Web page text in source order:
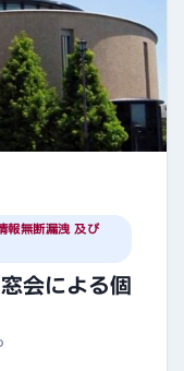
報無断漏洩 及び
会による個